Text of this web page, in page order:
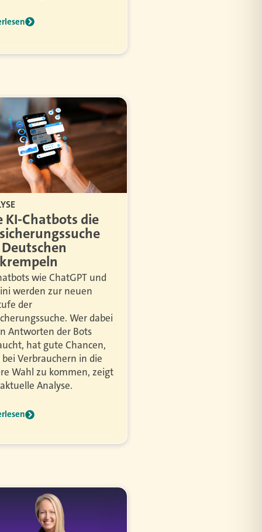
KI-Chatbots die
wie ChatGPT und
werden zur neuen
der
Wer dabei
Antworten der Bots
hat gute Chancen,
bei Verbrauchern in die
Wahl zu kommen, zeigt
Analyse.